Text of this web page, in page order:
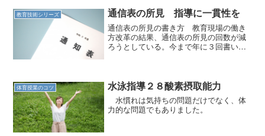
教育技術シリーズ 通信表の所見 指導に一貫性を
通信表の所見の書き方 教育現場の働き
方改革の結果、通信表の所見の回数が減
ろうとしている。今まで年に３回書いて
ある。 初任者が、初めて...
体育授業のコツ 水泳指導２８酸素摂取能力
水慣れは気持ちの問題だけでなく、体
力的な問題でもありました。